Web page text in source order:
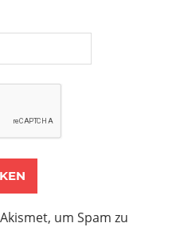
um Spam zu